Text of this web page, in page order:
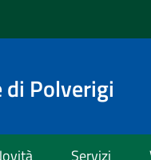
di Polverigi
Servizi